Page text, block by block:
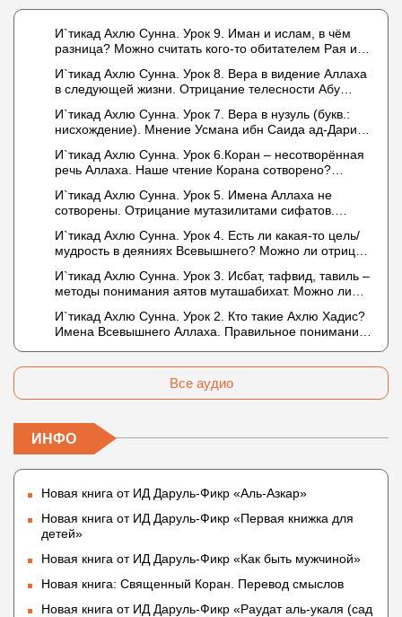
И`тикад Ахлю Сунна. Урок 9. Иман и ислам, в чём
разница? Можно считать кого-то обитателем Рая или
И`тикад Ахлю Сунна. Урок 8. Вера в видение Аллаха
в следующей жизни. Отрицание телесности Абу
Усмана ибн Саида ад-Дарими. Иман – это слова,
дела и познание
И`тикад Ахлю Сунна. Урок 7. Вера в нузуль (букв.:
нисхождение). Мнение Усмана ибн Саида ад-Дарими
описывается физическим движением?
И`тикад Ахлю Сунна. Урок 6.Коран – несотворённая
речь Аллаха. Наше чтение Корана сотворено?
И`тикад Ахлю Сунна. Урок 5. Имена Аллаха не
сотворены. Отрицание мутазилитами сифатов.
И`тикад Ахлю Сунна. Урок 4. Есть ли какая-то цель/
мудрость в деяниях Всевышнего? Можно ли отрицать
не пришло в Коране и Сунне? Концепция ибн
Таймийи
И`тикад Ахлю Сунна. Урок 3. Исбат, тафвид, тавиль –
методы понимания аятов муташабихат. Можно ли
Что означает утверждение сифата «биля кейфа»
(без образа)?
И`тикад Ахлю Сунна. Урок 2. Кто такие Ахлю Хадис?
Имена Всевышнего Аллаха. Правильное понимание
Все аудио
ИНФО
Новая книга от ИД Даруль-Фикр «Аль-Азкар»
Новая книга от ИД Даруль-Фикр «Первая книжка для
детей»
Новая книга от ИД Даруль-Фикр «Как быть мужчиной»
Новая книга: Священный Коран. Перевод смыслов
Новая книга от ИД Даруль-Фикр «Раудат аль-укаля (cад